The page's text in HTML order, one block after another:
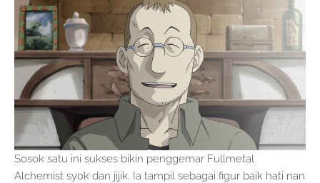
Sosok satu ini sukses bikin penggemar Fullmetal
Alchemist syok dan jijik. Ia tampil sebagai figur baik hati nan